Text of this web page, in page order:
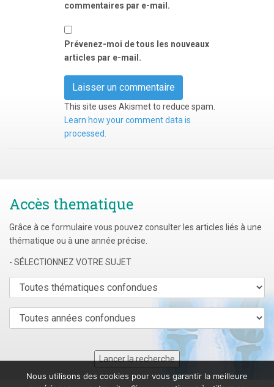
commentaires par e-mail.
Prévenez-moi de tous les nouveaux
articles par e-mail.
This site uses Akismet to reduce spam.
Learn how your comment data is
processed.
Accès thematique
Grâce à ce formulaire vous pouvez consulter les articles liés à une
thématique ou à une année précise.
- SÉLECTIONNEZ VOTRE SUJET
Nous utilisons des cookies pour vous garantir la meilleure